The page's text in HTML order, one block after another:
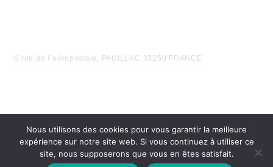
6 rue de l’aéropostale, PAUILLAC 33250 FRANCE
Nous utilisons des cookies pour vous garantir la meilleure
expérience sur notre site web. Si vous continuez à utiliser ce
site, nous supposerons que vous en êtes satisfait.